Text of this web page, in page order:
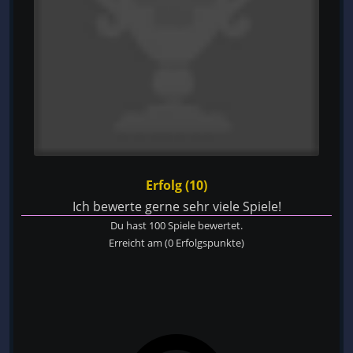
Erfolg (10)
Ich bewerte gerne sehr viele Spiele!
Du hast 100 Spiele bewertet.
Erreicht am (0 Erfolgspunkte)